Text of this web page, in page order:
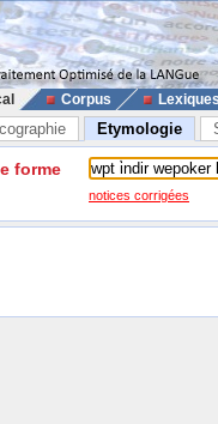
Corpus
Etymologie
forme
notices corrigées